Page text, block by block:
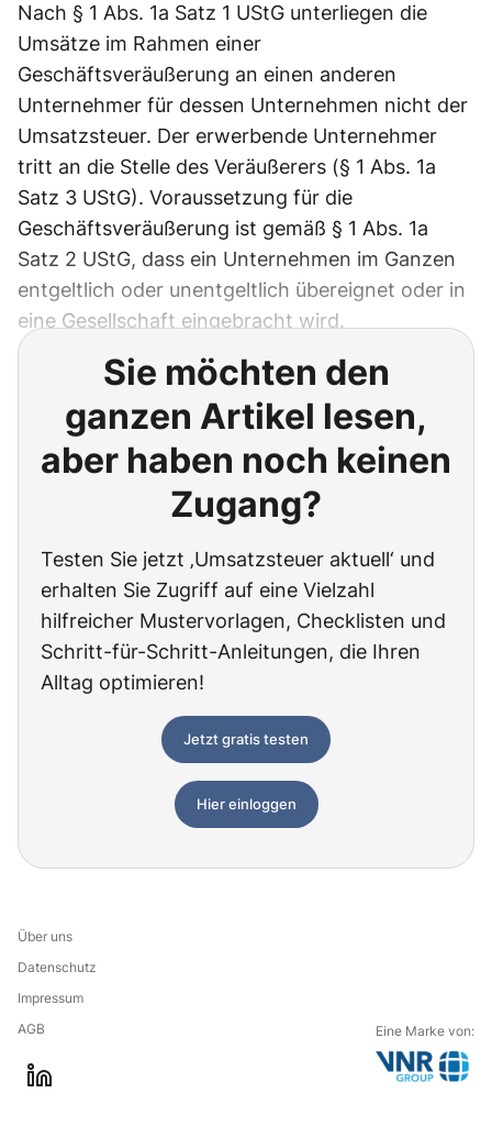
Nach § 1 Abs. 1a Satz 1 UStG unterliegen die
Umsätze im Rahmen einer
Geschäftsveräußerung an einen anderen
Unternehmer für dessen Unternehmen nicht der
Umsatzsteuer. Der erwerbende Unternehmer
tritt an die Stelle des Veräußerers (§ 1 Abs. 1a
Satz 3 UStG). Voraussetzung für die
Geschäftsveräußerung ist gemäß § 1 Abs. 1a
Satz 2 UStG, dass ein Unternehmen im Ganzen
entgeltlich oder unentgeltlich übereignet oder in
eine Gesellschaft eingebracht wird.
Sie möchten den
ganzen Artikel lesen,
aber haben noch keinen
Zugang?
Testen Sie jetzt ‚Umsatzsteuer aktuell‘ und
erhalten Sie Zugriff auf eine Vielzahl
hilfreicher Mustervorlagen, Checklisten und
Schritt-für-Schritt-Anleitungen, die Ihren
Alltag optimieren!
Jetzt gratis testen
Hier einloggen
Über uns
Datenschutz
Impressum
AGB
Eine Marke von: